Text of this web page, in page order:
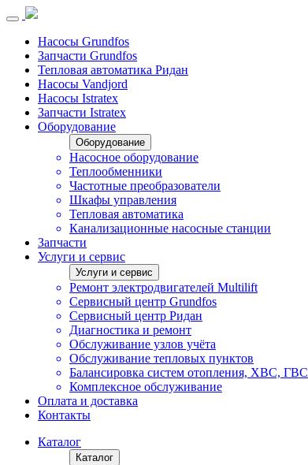
Насосы Grundfos
Запчасти Grundfos
Тепловая автоматика Ридан
Насосы Vandjord
Насосы Istratex
Запчасти Istratex
Оборудование
Оборудование
Насосное оборудование
Теплообменники
Частотные преобразователи
Шкафы управления
Тепловая автоматика
Канализационные насосные станции
Запчасти
Услуги и сервис
Услуги и сервис
Ремонт электродвигателей Multilift
Сервисный центр Grundfos
Сервисный центр Ридан
Диагностика и ремонт
Обслуживание узлов учёта
Обслуживание тепловых пунктов
Балансировка систем отопления, ХВС, ГВС
Комплексное обслуживание
Оплата и доставка
Контакты
Каталог
Каталог